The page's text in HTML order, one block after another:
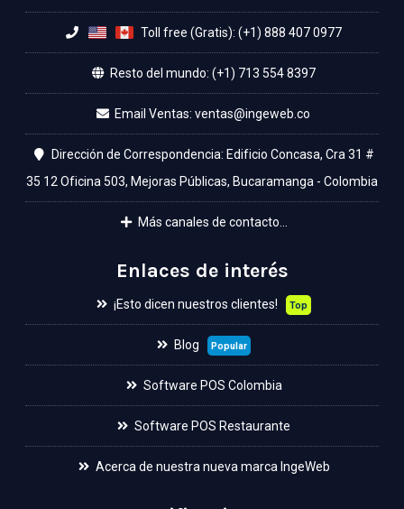
Toll free (Gratis): (+1) 888 407 0977
Resto del mundo: (+1) 713 554 8397
Email Ventas:
Dirección de Correspondencia: Edificio Concasa, Cra 31 #
35 12 Oficina 503, Mejoras Públicas, Bucaramanga - Colombia
Más canales de contacto...
Enlaces de interés
¡Esto dicen nuestros clientes! Top
Blog Popular
Software POS Colombia
Software POS Restaurante
Acerca de nuestra nueva marca IngeWeb